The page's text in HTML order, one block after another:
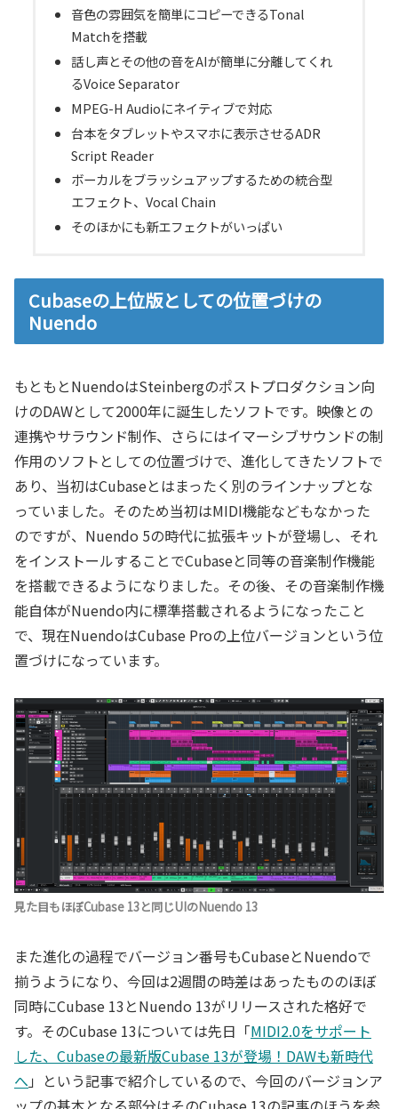
音色の雰囲気を簡単にコピーできるTonal
Matchを搭載
話し声とその他の音をAIが簡単に分離してくれ
るVoice Separator
MPEG-H Audioにネイティブで対応
台本をタブレットやスマホに表示させるADR
Script Reader
ボーカルをブラッシュアップするための統合型
エフェクト、Vocal Chain
そのほかにも新エフェクトがいっぱい
Cubaseの上位版としての位置づけの
Nuendo
もともとNuendoはSteinbergのポストプロダクション向
けのDAWとして2000年に誕生したソフトです。映像との
連携やサラウンド制作、さらにはイマーシブサウンドの制
作用のソフトとしての位置づけで、進化してきたソフトで
あり、当初はCubaseとはまったく別のラインナップとな
っていました。そのため当初はMIDI機能などもなかった
のですが、Nuendo 5の時代に拡張キットが登場し、それ
をインストールすることでCubaseと同等の音楽制作機能
を搭載できるようになりました。その後、その音楽制作機
能自体がNuendo内に標準搭載されるようになったこと
で、現在NuendoはCubase Proの上位バージョンという位
置づけになっています。
見た目もほぼCubase 13と同じUIのNuendo 13
また進化の過程でバージョン番号もCubaseとNuendoで
揃うようになり、今回は2週間の時差はあったもののほぼ
同時にCubase 13とNuendo 13がリリースされた格好で
す。そのCubase 13については先日「MIDI2.0をサポート
した、Cubaseの最新版Cubase 13が登場！DAWも新時代
へ 」という記事で紹介しているので、今回のバージョンア